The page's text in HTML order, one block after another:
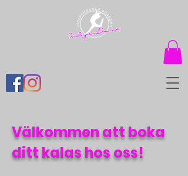
Välkommen att boka
ditt kalas hos oss!